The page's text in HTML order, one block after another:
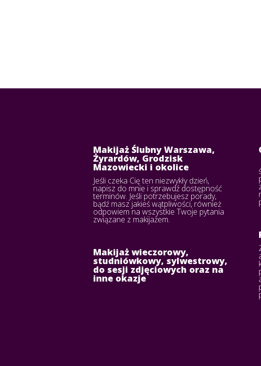
Makijaż Ślubny Warszawa,
Żyrardów, Grodzisk
Mazowiecki i okolice
Jeśli czeka Cię ten niezwykły dzień,
napisz do mnie i sprawdź dostępność
terminów. Jeśli potrzebujesz porady,
bądź masz jakieś wątpliwości, również
odpowiem na wszystkie Twoje pytania
związane z makijażem.
Makijaż wieczorowy,
studniówkowy, sylwestrowy,
do sesji zdjęciowych oraz na
inne okazje